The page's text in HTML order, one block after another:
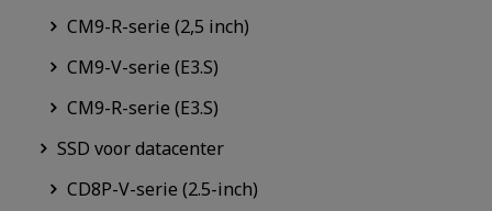
CM9-R-serie (2,5 inch)
CM9-V-serie (E3.S)
CM9-R-serie (E3.S)
SSD voor datacenter
CD8P-V-serie (2.5-inch)